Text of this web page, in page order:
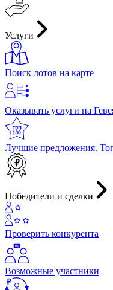
Услуги
Поиск лотов на карте
Оказывать услуги на
Лучшие предложения.
Победители и сделки
Проверить конкурента
Возможные участники